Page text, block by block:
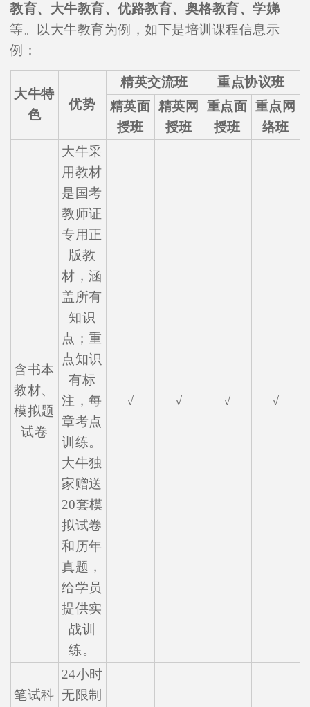
教育、大牛教育、优路教育、奥格教育、学娣
等。以大牛教育为例，如下是培训课程信息示
例：
大牛特
色
优势
精英交流班
重点协议班
精英面
授班
精英网
授班
重点面
授班
重点网
络班
含书本
教材、
模拟题
试卷
大牛采
用教材
是国考
教师证
专用正
版教
材，涵
盖所有
知识
点；重
点知识
有标
注，每
章考点
训练。
大牛独
家赠送
20套模
拟试卷
和历年
真题，
给学员
提供实
战训
练。
√ √ √ √
笔试科
24小时
无限制